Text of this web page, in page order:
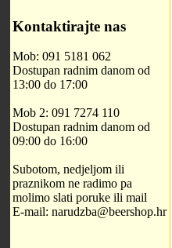
Kontaktirajte nas
Mob: 091 5181 062
Dostupan radnim danom od
13:00 do 17:00
Mob 2: 091 7274 110
Dostupan radnim danom od
09:00 do 16:00
Subotom, nedjeljom ili
praznikom ne radimo pa
molimo slati poruke ili mail
E-mail: narudzba@beershop.hr